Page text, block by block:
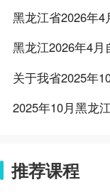
2025年10月黑龙
2025年10月黑龙
推荐课程